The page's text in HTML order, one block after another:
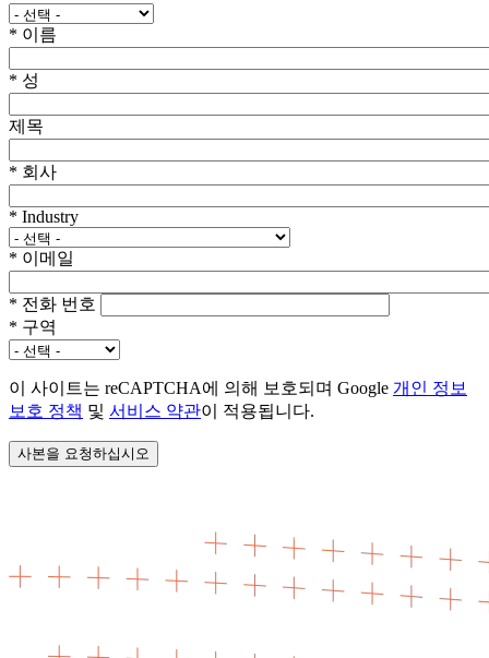
* 이름
* 성
제목
* 회사
* Industry
* 이메일
* 전화 번호
* 구역
이 사이트는 reCAPTCHA에 의해 보호되며 Google 개인 정보
보호 정책 및 서비스 약관이 적용됩니다.
사본을 요청하십시오